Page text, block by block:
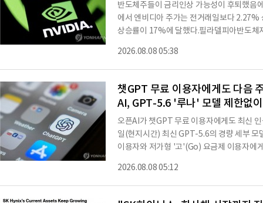
반도체주들이 금리인상 가능성이 후퇴했음
에서 엔비디아 주가는 전거래일보다
상승률이 17%에 달했다.필라델피아반도
모회사 알파벳을 제외하곤 대부분 올랐다.
S) 0.03%, 아마존 0.8% 상승했다. 알파벳
다.스페이스X는 9억주가 풀렸음에도
시 3대 지수는 7월
2026.08.08 05:38
챗GPT 무료 이용자에게도 다음
AI, GPT-5.6 '루나' 모델 제한없
오픈AI가 챗GPT 무료 이용자에게도 최신
일(현지시간) 최신 GPT-5.6의 경량 세부
이용자와 저가형 '고'(Go) 요금제 이용자에
빠른 모델이다.그럼에도 루나는 AI 성능 분
구글의 최신 경량 모델 '제미나이3.6 플래
높다는 평가를 받는 준수한 모델이다.또 질
2026.08.08 05:12